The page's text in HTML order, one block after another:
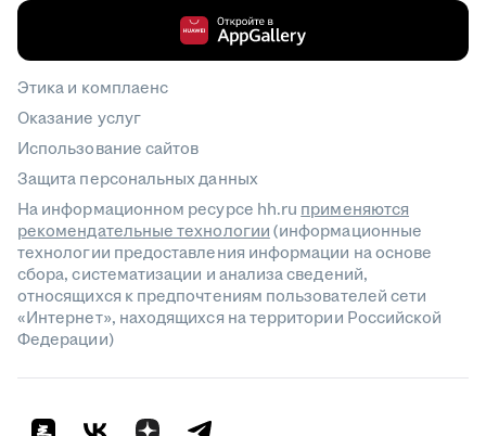
Этика и комплаенс
Оказание услуг
Использование сайтов
Защита персональных данных
На информационном ресурсе hh.ru применяются
рекомендательные технологии(информационные
технологии предоставления информации на основе
сбора, систематизации и анализа сведений,
относящихся к предпочтениям пользователей сети
«Интернет», находящихся на территории Российской
Федерации)